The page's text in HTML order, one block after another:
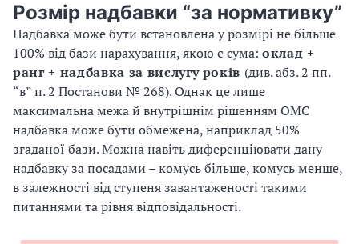
Розмір надбавки “за нормативку”
Надбавка може бути встановлена у розмірі не більше
100% від бази нарахування, якою є сума: оклад +
ранг + надбавка за вислугу років (див. абз. 2 пп.
“в” п. 2 Постанови № 268). Однак це лише
максимальна межа й внутрішнім рішенням ОМС
надбавка може бути обмежена, наприклад 50%
згаданої бази. Можна навіть диференціювати дану
надбавку за посадами – комусь більше, комусь менше,
в залежності від ступеня завантаженості такими
питаннями та рівня відповідальності.